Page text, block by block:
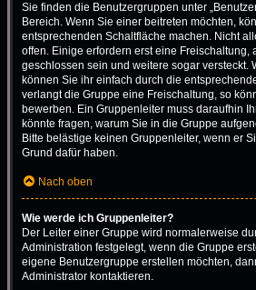
Sie finden die Benutzergruppen unter
Bereich. Wenn Sie einer beitreten möchten,
entsprechenden Schaltfläche machen. Nicht
offen. Einige erfordern erst eine Freischaltung,
geschlossen sein und weitere sogar versteckt.
können Sie ihr einfach durch die
verlangt die Gruppe eine Freischaltung, so
bewerben. Ein Gruppenleiter muss daraufhin
könnte fragen, warum Sie in die Gruppe
Bitte belästige keinen Gruppenleiter, wenn er
Grund dafür haben.
Nach oben
Wie werde ich Gruppenleiter?
Der Leiter einer Gruppe wird normalerweise
Administration festgelegt, wenn die Gruppe
eigene Benutzergruppe erstellen möchten,
Administrator kontaktieren.